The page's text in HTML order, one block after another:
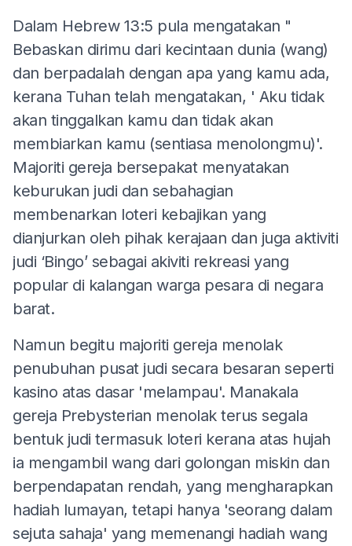
Dalam Hebrew 13:5 pula mengatakan "
Bebaskan dirimu dari kecintaan dunia (wang)
dan berpadalah dengan apa yang kamu ada,
kerana Tuhan telah mengatakan, ' Aku tidak
akan tinggalkan kamu dan tidak akan
membiarkan kamu (sentiasa menolongmu)'.
Majoriti gereja bersepakat menyatakan
keburukan judi dan sebahagian
membenarkan loteri kebajikan yang
dianjurkan oleh pihak kerajaan dan juga aktiviti
judi ‘Bingo’ sebagai akiviti rekreasi yang
popular di kalangan warga pesara di negara
barat.
Namun begitu majoriti gereja menolak
penubuhan pusat judi secara besaran seperti
kasino atas dasar 'melampau'. Manakala
gereja Prebysterian menolak terus segala
bentuk judi termasuk loteri kerana atas hujah
ia mengambil wang dari golongan miskin dan
berpendapatan rendah, yang mengharapkan
hadiah lumayan, tetapi hanya 'seorang dalam
sejuta sahaja' yang memenangi hadiah wang